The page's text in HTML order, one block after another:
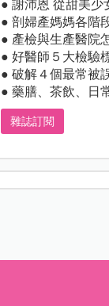
● 謝沛恩 從甜美少
● 剖婦產媽媽各階
● 產檢與生產醫院
● 好醫師５大檢驗
● 破解４個最常被
● 藥膳、茶飲、日
雜誌訂閱